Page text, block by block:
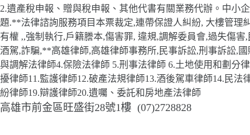
2.遺產稅申報、贈與稅申報、其他代書有關業務代辦。中小
題.**法律諮詢服務項目本票裁定,連帶保證人糾紛, 大樓管理
有權 ,,強制執行,戶籍謄本,傷害罪, 違規,調解委員會,過失傷
酒駕,詐騙,**高雄律師,高雄律師事務所,民事訴訟,刑事訴訟,
與調解法律師4.保險法律師 5.刑事法律師 6.土地使用和劃分
擾律師11.監護律師12.破產法規律師13.酒後駕車律師14.民法
紛律師19.辯護律師20.遺囑、委託和房地產法律師
高雄市前金區旺盛街28號1樓 (07)2728828